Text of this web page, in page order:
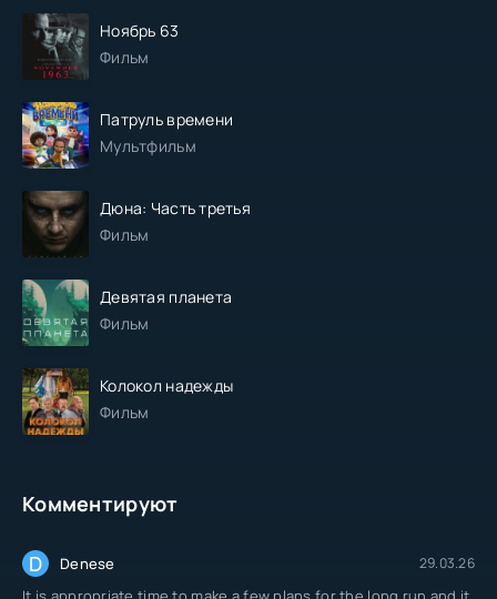
Ноябрь 63
Фильм
Патруль времени
Мультфильм
Дюна: Часть третья
Фильм
Девятая планета
Фильм
Колокол надежды
Фильм
Комментируют
D Denese 29.03.26